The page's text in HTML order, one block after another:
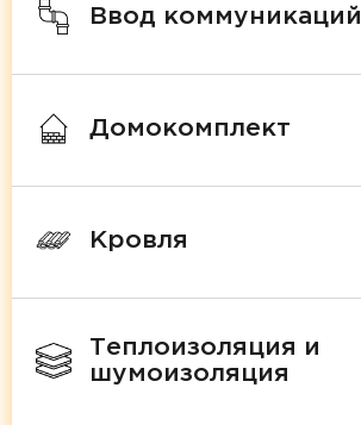
Ввод коммуникаций
Домокомплект
Кровля
Теплоизоляция и
шумоизоляция